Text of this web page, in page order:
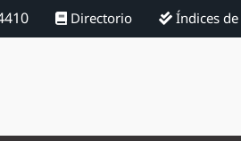
Directorio Índices